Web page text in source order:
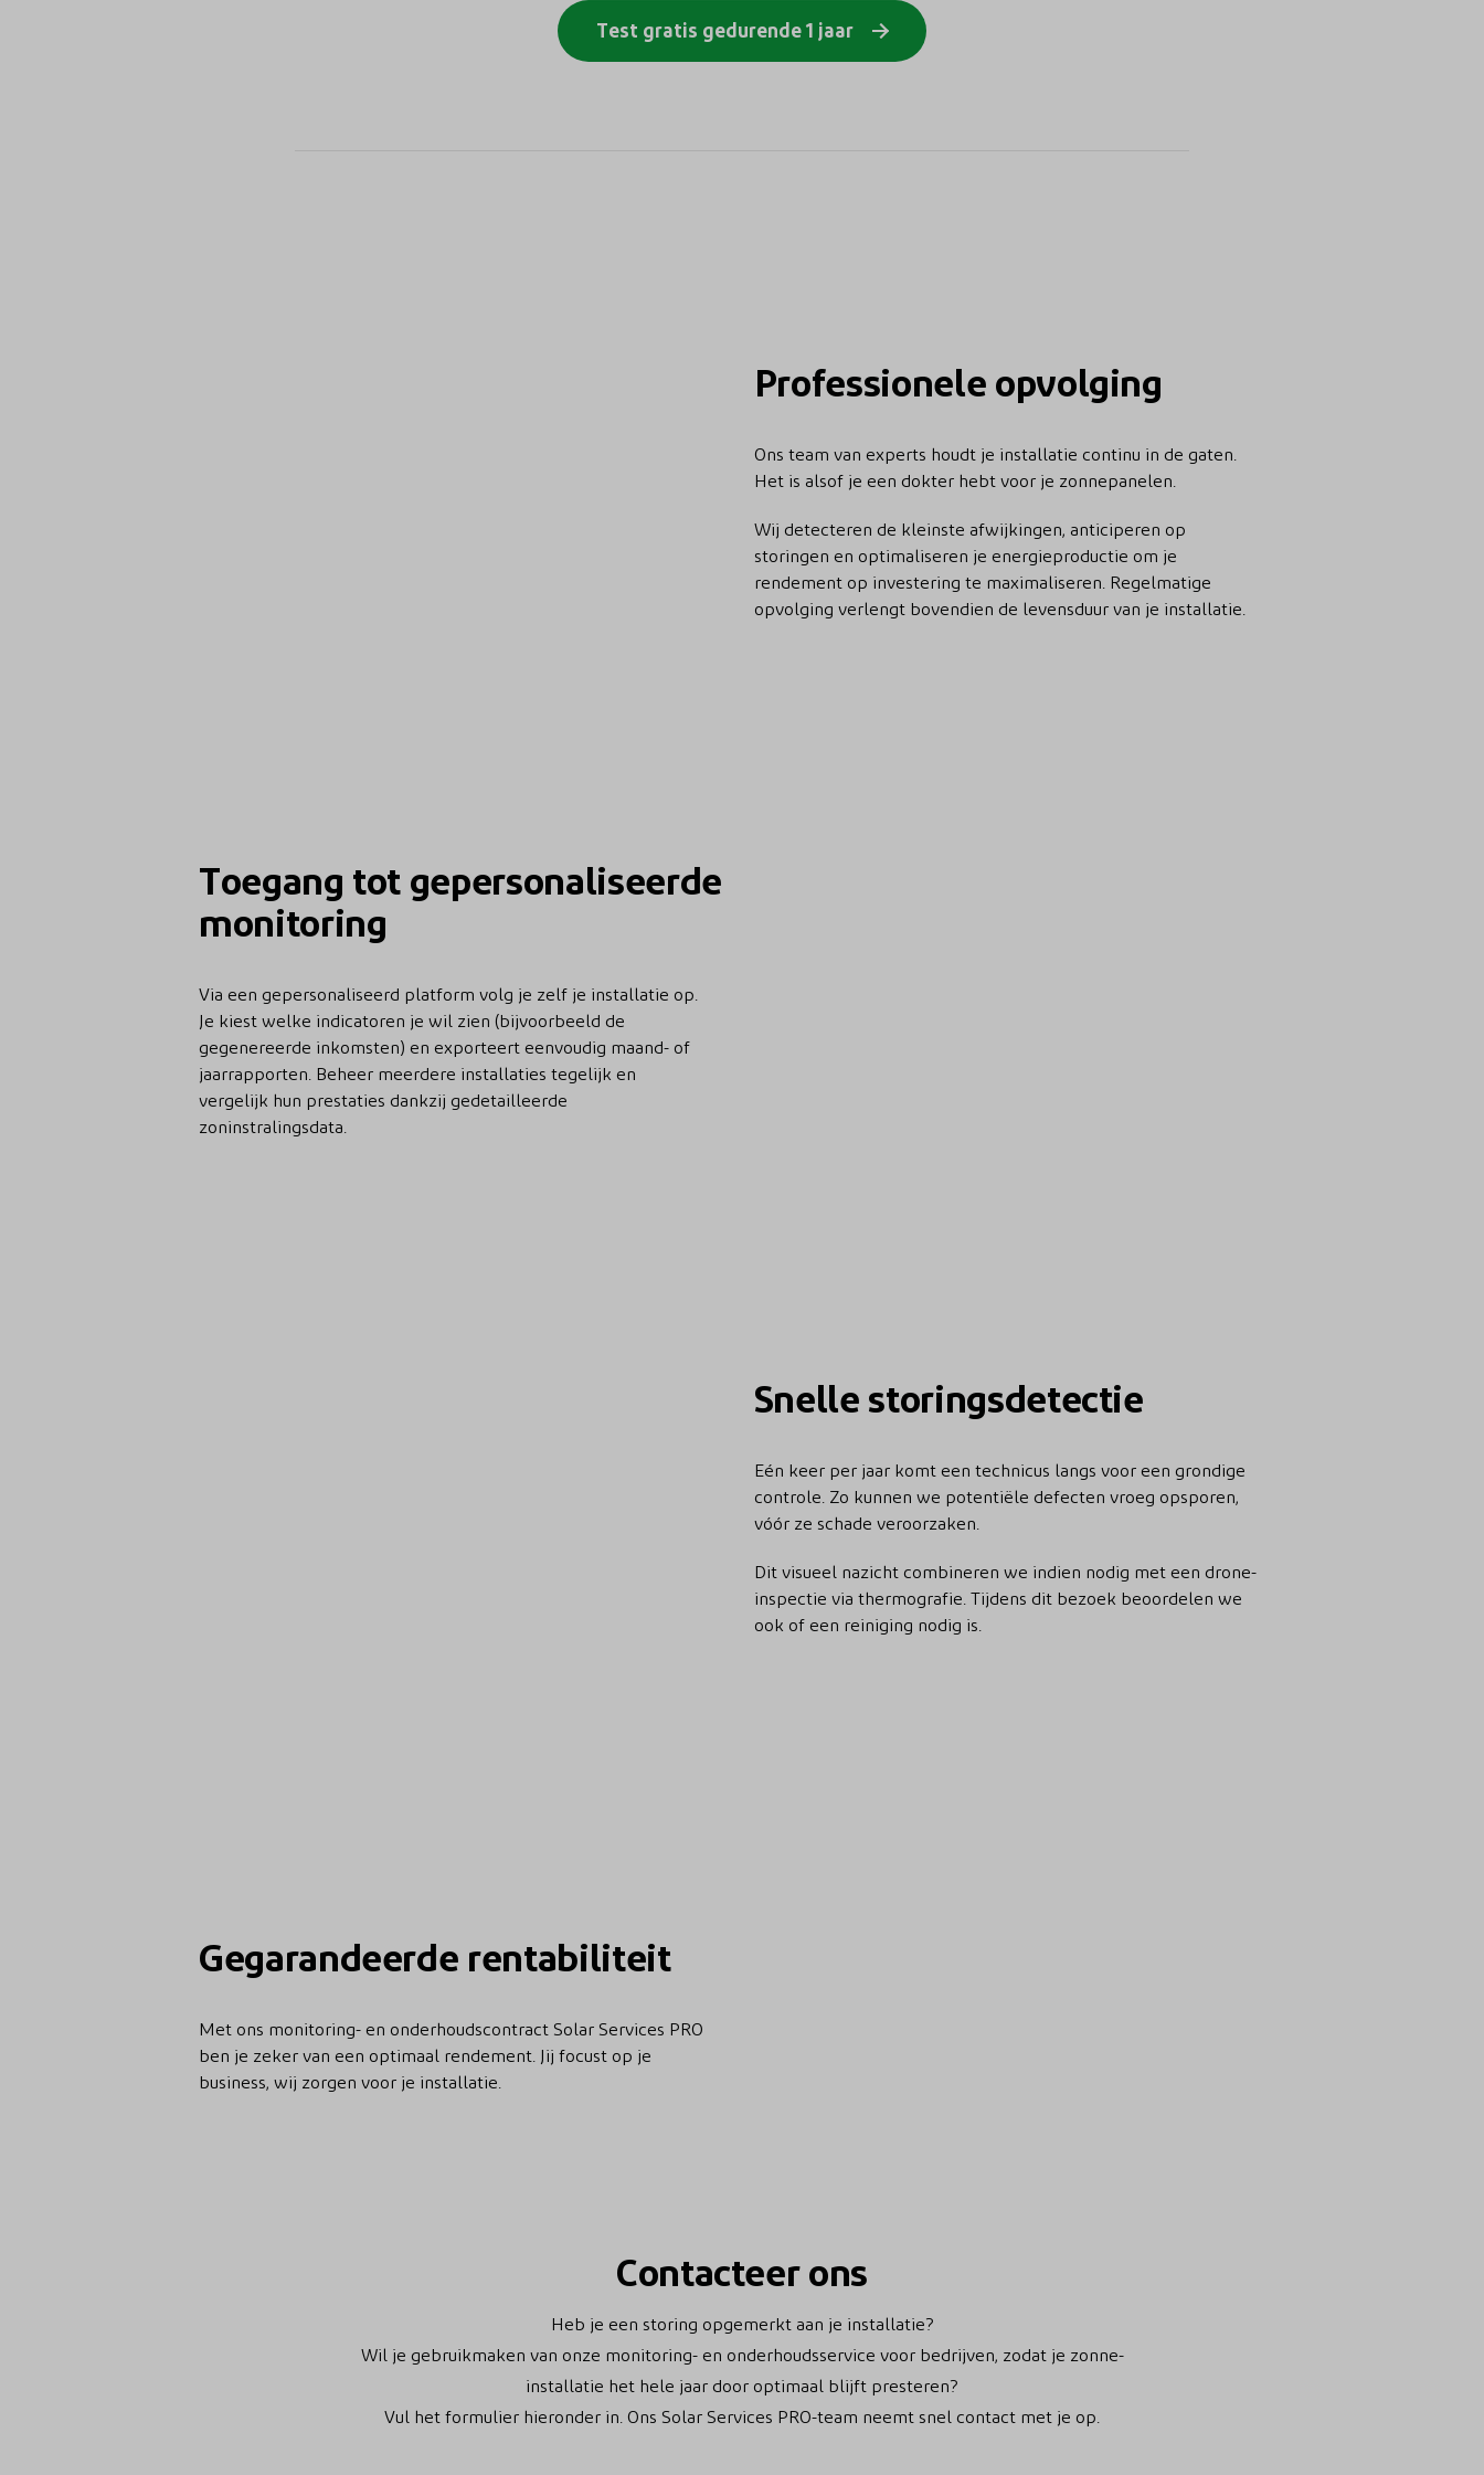
Test gratis gedurende 1 jaar
Professionele opvolging
Ons team van experts houdt je installatie continu in de gaten.
Het is alsof je een dokter hebt voor je zonnepanelen.
Wij detecteren de kleinste afwijkingen, anticiperen op
storingen en optimaliseren je energieproductie om je
rendement op investering te maximaliseren. Regelmatige
opvolging verlengt bovendien de levensduur van je installatie.
Toegang tot gepersonaliseerde
monitoring
Via een gepersonaliseerd platform volg je zelf je installatie op.
Je kiest welke indicatoren je wil zien (bijvoorbeeld de
gegenereerde inkomsten) en exporteert eenvoudig maand- of
jaarrapporten. Beheer meerdere installaties tegelijk en
vergelijk hun prestaties dankzij gedetailleerde
zoninstralingsdata.
Snelle storingsdetectie
Eén keer per jaar komt een technicus langs voor een grondige
controle. Zo kunnen we potentiële defecten vroeg opsporen,
vóór ze schade veroorzaken.
Dit visueel nazicht combineren we indien nodig met een drone-
inspectie via thermografie. Tijdens dit bezoek beoordelen we
ook of een reiniging nodig is.
Gegarandeerde rentabiliteit
Met ons monitoring- en onderhoudscontract Solar Services PRO
ben je zeker van een optimaal rendement. Jij focust op je
business, wij zorgen voor je installatie.
Contacteer ons
Heb je een storing opgemerkt aan je installatie?
Wil je gebruikmaken van onze monitoring- en onderhoudsservice voor bedrijven, zodat je zonne-
installatie het hele jaar door optimaal blijft presteren?
Vul het formulier hieronder in. Ons Solar Services PRO-team neemt snel contact met je op.